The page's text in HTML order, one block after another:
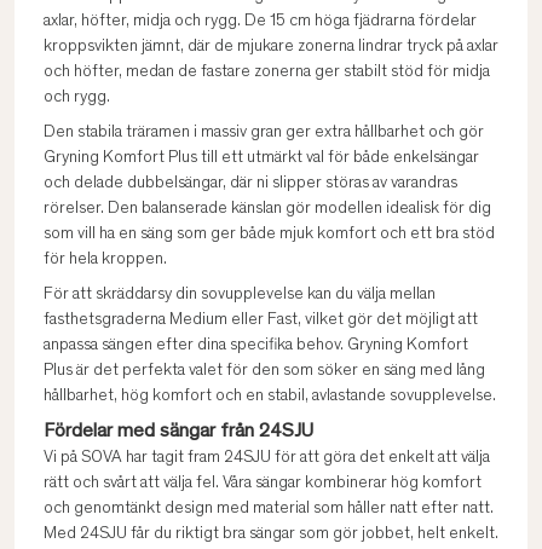
axlar, höfter, midja och rygg. De 15 cm höga fjädrarna fördelar
kroppsvikten jämnt, där de mjukare zonerna lindrar tryck på axlar
och höfter, medan de fastare zonerna ger stabilt stöd för midja
och rygg.
Den stabila träramen i massiv gran ger extra hållbarhet och gör
Gryning Komfort Plus till ett utmärkt val för både enkelsängar
och delade dubbelsängar, där ni slipper störas av varandras
rörelser. Den balanserade känslan gör modellen idealisk för dig
som vill ha en säng som ger både mjuk komfort och ett bra stöd
för hela kroppen.
För att skräddarsy din sovupplevelse kan du välja mellan
fasthetsgraderna Medium eller Fast, vilket gör det möjligt att
anpassa sängen efter dina specifika behov. Gryning Komfort
Plus är det perfekta valet för den som söker en säng med lång
hållbarhet, hög komfort och en stabil, avlastande sovupplevelse.
Fördelar med sängar från 24SJU
Vi på SOVA har tagit fram 24SJU för att göra det enkelt att välja
rätt och svårt att välja fel. Våra sängar kombinerar hög komfort
och genomtänkt design med material som håller natt efter natt.
Med 24SJU får du riktigt bra sängar som gör jobbet, helt enkelt.